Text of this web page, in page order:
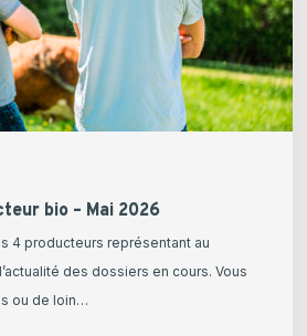
bio – Mai 2026
4 producteurs représentant au
des dossiers en cours. Vous
ou de loin…